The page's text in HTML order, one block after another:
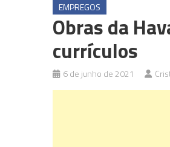
EMPREGOS
Obras da
currículos
6 de junho de 2021